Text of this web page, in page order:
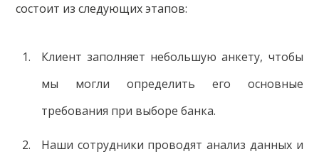
состоит из следующих этапов:
Клиент заполняет небольшую анкету, чтобы
мы могли определить его основные
требования при выборе банка.
Наши сотрудники проводят анализ данных и